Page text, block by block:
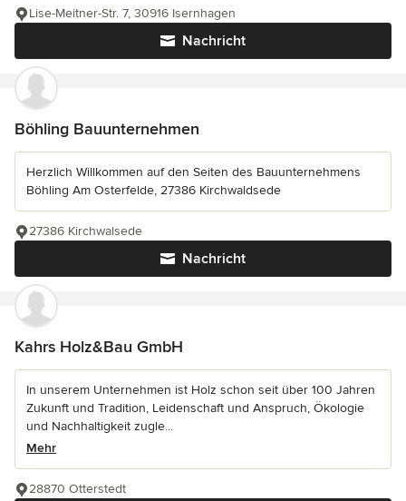
Nachricht
Lise-Meitner-Str. 7, 30916 Isernhagen
Böhling Bauunternehmen
Herzlich Willkommen auf den Seiten des Bauunternehmens
Böhling Am Osterfelde, 27386 Kirchwaldsede
Nachricht
27386 Kirchwalsede
Kahrs Holz&Bau GmbH
In unserem Unternehmen ist Holz schon seit über 100 Jahren
Zukunft und Tradition, Leidenschaft und Anspruch, Ökologie
und Nachhaltigkeit zugle...
Mehr
28870 Otterstedt